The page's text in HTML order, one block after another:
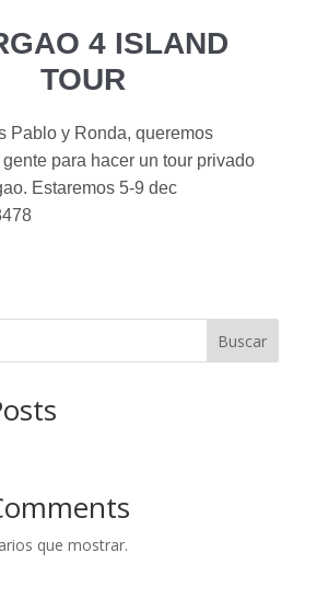
4 ISLAND
TOUR
Pablo y Ronda, queremos
gente para hacer un tour privado
Estaremos 5-9 dec
Buscar
que mostrar.